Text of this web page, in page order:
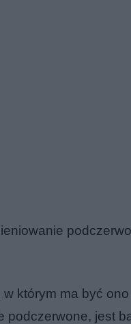
którym ma być ono
podczerwone, jest